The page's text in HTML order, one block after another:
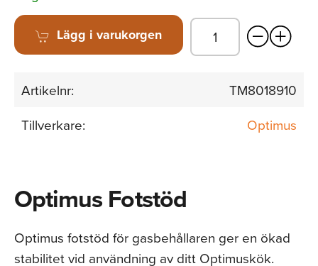
Lägg i varukorgen
Artikelnr:
TM8018910
Tillverkare:
Optimus
Optimus Fotstöd
Optimus fotstöd för gasbehållaren ger en ökad
stabilitet vid användning av ditt Optimuskök.